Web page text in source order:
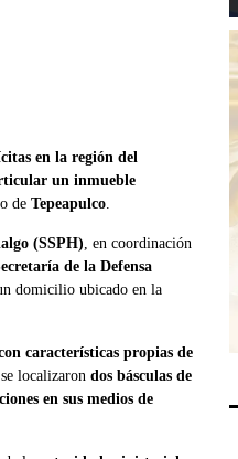
en la región del
un inmueble
de Tepeapulco
(SSPH) , en coordinación
de la Defensa
domicilio ubicado en la
características propias de
localizaron dos básculas de
en sus medios de